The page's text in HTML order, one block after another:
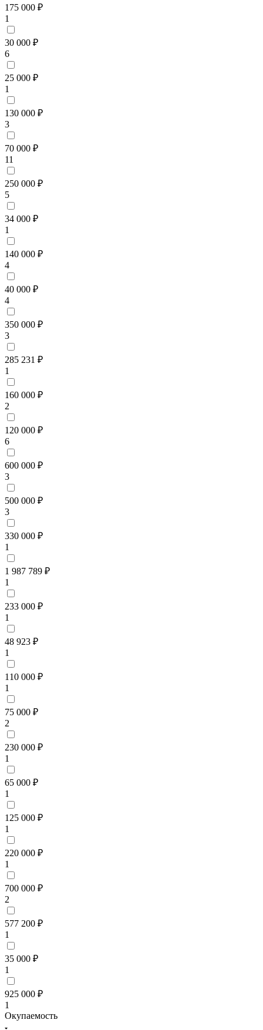
175 000 ₽
1
30 000 ₽
6
25 000 ₽
1
130 000 ₽
3
70 000 ₽
11
250 000 ₽
5
34 000 ₽
1
140 000 ₽
4
40 000 ₽
4
350 000 ₽
3
285 231 ₽
1
160 000 ₽
2
120 000 ₽
6
600 000 ₽
3
500 000 ₽
3
330 000 ₽
1
1 987 789 ₽
1
233 000 ₽
1
48 923 ₽
1
110 000 ₽
1
75 000 ₽
2
230 000 ₽
1
65 000 ₽
1
125 000 ₽
1
220 000 ₽
1
700 000 ₽
2
577 200 ₽
1
35 000 ₽
1
925 000 ₽
1
Окупаемость